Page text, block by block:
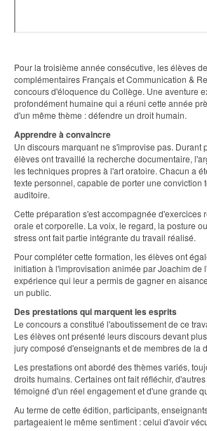
Pour la troisième année consécutive, les élèves
complémentaires Français et Communication &
concours d'éloquence du Collège. Une aventure
profondément humaine qui a réuni cette année
d'un même thème : défendre un droit humain.
Apprendre à convaincre
Un discours marquant ne s'improvise pas. Durant
élèves ont travaillé la recherche documentaire,
les techniques propres à l'art oratoire. Chacun a
texte personnel, capable de porter une conviction
auditoire.
Cette préparation s'est accompagnée d'exercices
orale et corporelle. La voix, le regard, la posture
stress ont fait partie intégrante du travail réalisé.
Pour compléter cette formation, les élèves ont
initiation à l'improvisation animée par Joachim de
expérience qui leur a permis de gagner en
un public.
Des prestations qui marquent les esprits
Le concours a constitué l'aboutissement de ce
Les élèves ont présenté leurs discours devant
jury composé d'enseignants et de membres de la
Les prestations ont abordé des thèmes variés,
droits humains. Certaines ont fait réfléchir,
témoigné d'un réel engagement et d'une grande
Au terme de cette édition, participants,
partageaient le même sentiment : celui d'avoir